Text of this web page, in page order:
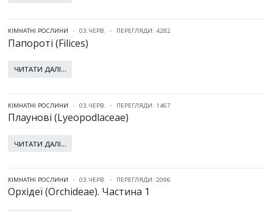
КІМНАТНІ РОСЛИНИ 03.ЧЕРВ. ПЕРЕГЛЯДИ: 4282
Папороті (Filices)
ЧИТАТИ ДАЛІ...
КІМНАТНІ РОСЛИНИ 03.ЧЕРВ. ПЕРЕГЛЯДИ: 1467
Плаунові (Lyeopodlaceae)
ЧИТАТИ ДАЛІ...
КІМНАТНІ РОСЛИНИ 03.ЧЕРВ. ПЕРЕГЛЯДИ: 2096
Орхідеї (Orchideae). Частина 1